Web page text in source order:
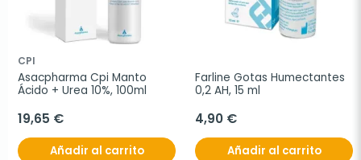
CPI
Asacpharma Cpi Manto
Ácido + Urea 10%, 100ml
19,65 €
Añadir al carrito
Farline Gotas Humectantes
0,2 AH, 15 ml
4,90 €
Añadir al carrito